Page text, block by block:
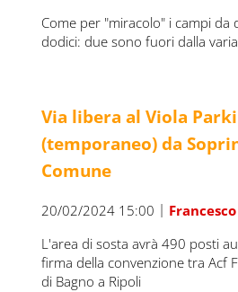
Come per "miracolo" i campi da
dodici: due sono fuori dalla
Via libera al Viola
(temporaneo) da
Comune
20/02/2024 15:00 |
L'area di sosta avrà 490 posti
firma della convenzione tra Acf
di Bagno a Ripoli